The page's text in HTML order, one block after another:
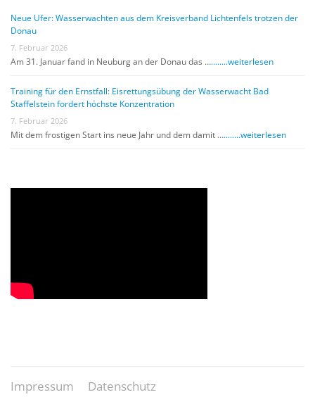
Neue Ufer: Wasserwachten aus dem Kreisverband Lichtenfels trotzen der
Donau
7. Februar 2026
Am 31. Januar fand in Neuburg an der Donau das …........weiterlesen
Training für den Ernstfall: Eisrettungsübung der Wasserwacht Bad
Staffelstein fordert höchste Konzentration
7. Februar 2026
Mit dem frostigen Start ins neue Jahr und dem damit …........weiterlesen
Impressum Datenschutz